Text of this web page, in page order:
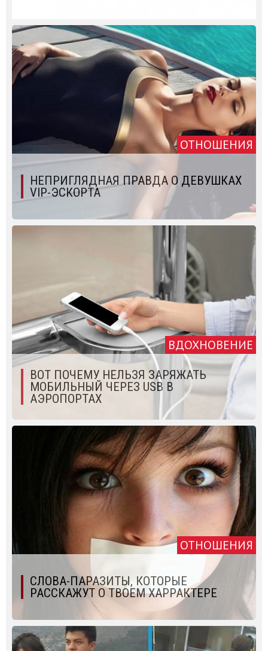
ОТНОШЕНИЯ
НЕПРИГЛЯДНАЯ ПРАВДА О ДEВУШКАХ
VIP-ЭСКОРТА
ВДОХНОВЕНИЕ
ВОТ ПОЧЕМУ НЕЛЬЗЯ ЗАРЯЖАТЬ
МОБИЛЬНЫЙ ЧЕРЕЗ USB В
АЭРОПОРТАХ
ОТНОШЕНИЯ
СЛОВА-ПАРАЗИТЫ, КОТОРЫЕ
РАССКАЖУТ О ТВОЕМ ХАРРАКТЕРЕ